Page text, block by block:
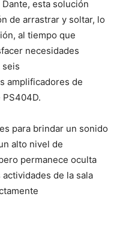
esta solución
de arrastrar y soltar, lo
al tiempo que
necesidades
seis
amplificadores de
para brindar un sonido
alto nivel de
permanece oculta
de la sala